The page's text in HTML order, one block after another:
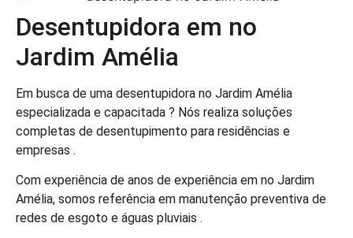
Desentupidora em no
Jardim Amélia
Em busca de uma desentupidora no Jardim Amélia
especializada e capacitada ? Nós realiza soluções
completas de desentupimento para residências e
empresas .
Com experiência de anos de experiência em no Jardim
Amélia, somos referência em manutenção preventiva de
redes de esgoto e águas pluviais .